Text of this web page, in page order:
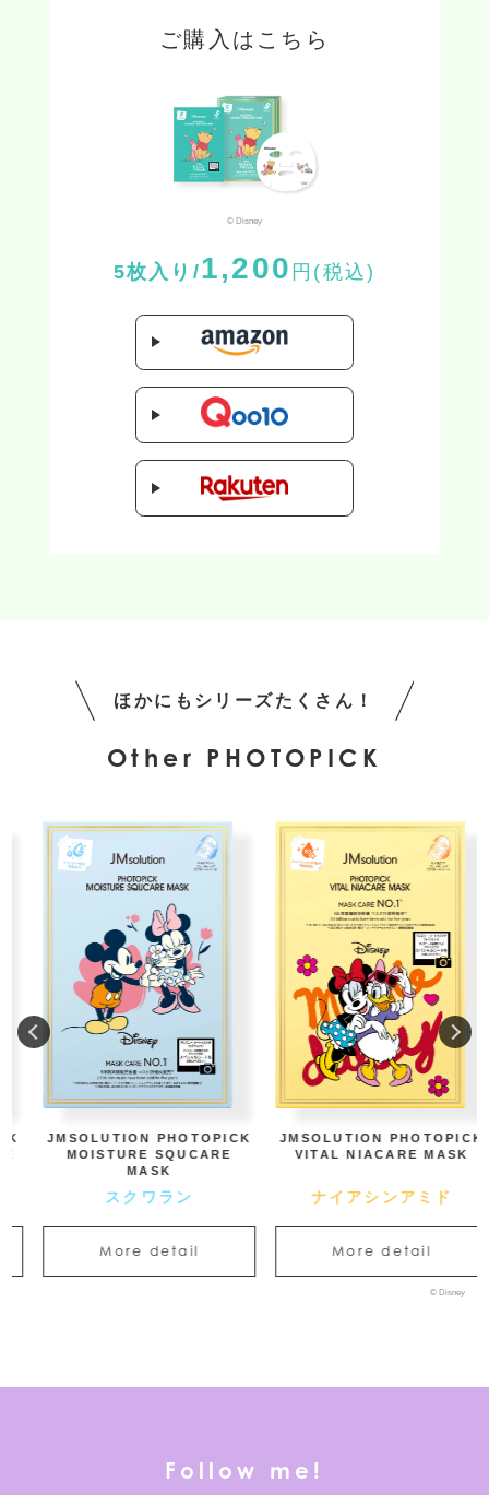
ご購入はこちら
© Disney
5枚入り/1,200 円(税込)
ほかにもシリーズたくさん！
Other PHOTOPICK
JMSOLUTION PHOTOPICK
MOISTURE SQUCARE
MASK
スクワラン
More detail
JMSOLUTION PHOTOPICK
VITAL NIACARE MASK
ナイアシンアミド
More detail
© Disney
Follow me!